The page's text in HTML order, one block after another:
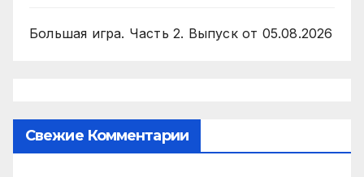
Большая игра. Часть 2. Выпуск от 05.08.2026
Свежие Комментарии